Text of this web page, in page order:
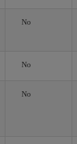
No
No
No